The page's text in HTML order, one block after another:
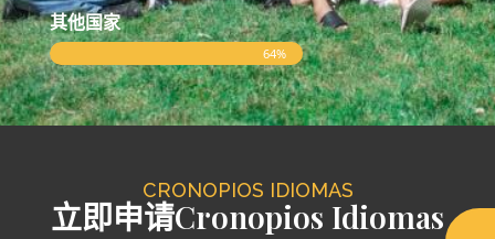
%
其他国家
64%
CRONOPIOS IDIOMAS
立即申请Cronopios Idiomas